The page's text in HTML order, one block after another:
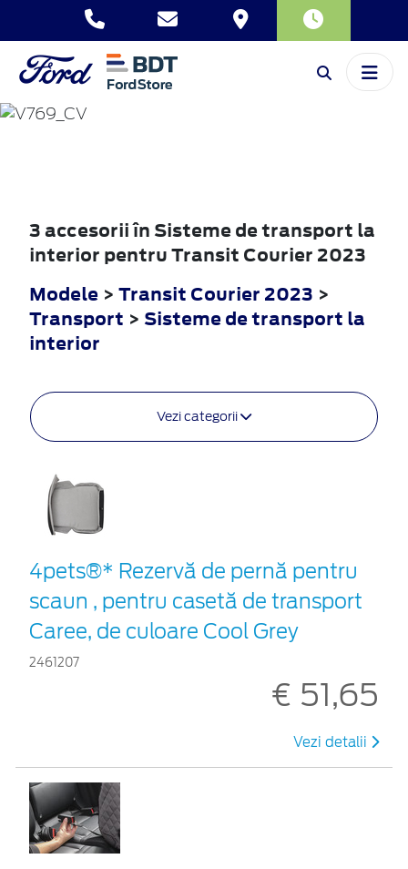
TRANSIT
COURIER
3 accesorii în Sisteme de transport la
interior pentru Transit Courier 2023
Modele > Transit Courier 2023 >
Transport > Sisteme de transport la
interior
Vezi categorii
4pets®* Rezervă de pernă pentru
scaun , pentru casetă de transport
Caree, de culoare Cool Grey
2461207
€ 51,65
Vezi detalii